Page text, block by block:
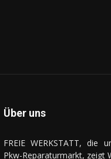
Über uns
FREIE WERKSTATT, die
Pkw-Reparaturmarkt, zeigt